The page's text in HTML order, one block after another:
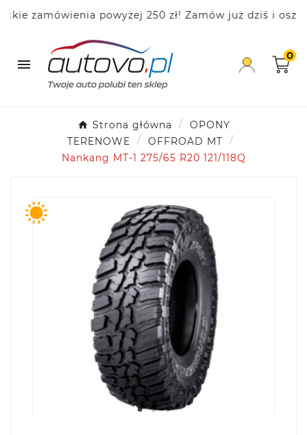
zamówienia powyżej 250 zł! Zamów już dziś i

0
Strona główna
OPONY
TERENOWE
OFFROAD MT
Nankang MT-1 275/65 R20 121/118Q